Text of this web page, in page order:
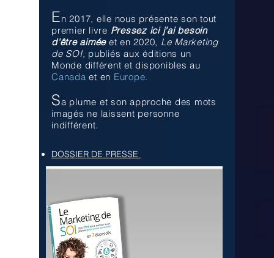
En 2017, elle nous présente son tout
premier livre Pressez ici j'ai besoin
d'être aimée et en 2020, Le Marketing
de SOI, publiés aux éditions un
Monde différent et disponibles au
Canadaet en Europe.
Sa plume et son approche des mots
imagés ne laissent personne
indifférent.
DOSSIER DE PRESSE